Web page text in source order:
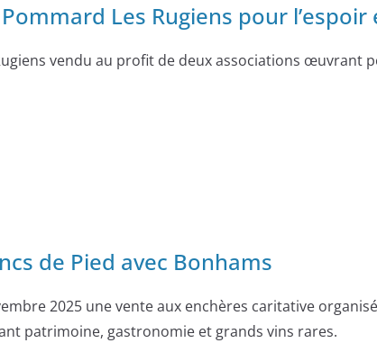
Les Rugiens pour l’espoir
vendu au profit de deux associations œuvrant
de Pied avec Bonhams
2025 une vente aux enchères caritative
patrimoine, gastronomie et grands vins rares.